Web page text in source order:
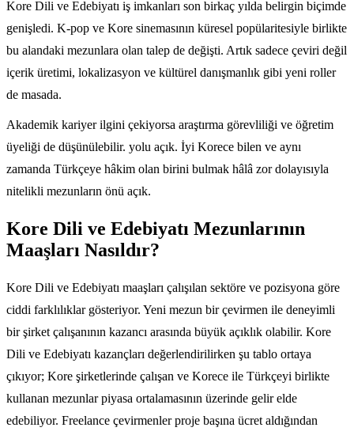
Kore Dili ve Edebiyatı iş imkanları son birkaç yılda belirgin biçimde
genişledi. K-pop ve Kore sinemasının küresel popülaritesiyle birlikte
bu alandaki mezunlara olan talep de değişti. Artık sadece çeviri değil
içerik üretimi, lokalizasyon ve kültürel danışmanlık gibi yeni roller
de masada.
Akademik kariyer ilgini çekiyorsa araştırma görevliliği ve öğretim
üyeliği de düşünülebilir. yolu açık. İyi Korece bilen ve aynı
zamanda Türkçeye hâkim olan birini bulmak hâlâ zor dolayısıyla
nitelikli mezunların önü açık.
Kore Dili ve Edebiyatı Mezunlarının
Maaşları Nasıldır?
Kore Dili ve Edebiyatı maaşları çalışılan sektöre ve pozisyona göre
ciddi farklılıklar gösteriyor. Yeni mezun bir çevirmen ile deneyimli
bir şirket çalışanının kazancı arasında büyük açıklık olabilir. Kore
Dili ve Edebiyatı kazançları değerlendirilirken şu tablo ortaya
çıkıyor; Kore şirketlerinde çalışan ve Korece ile Türkçeyi birlikte
kullanan mezunlar piyasa ortalamasının üzerinde gelir elde
edebiliyor. Freelance çevirmenler proje başına ücret aldığından